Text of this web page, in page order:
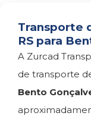
Transporte
RS para
A Zurcad
de transporte
Bento